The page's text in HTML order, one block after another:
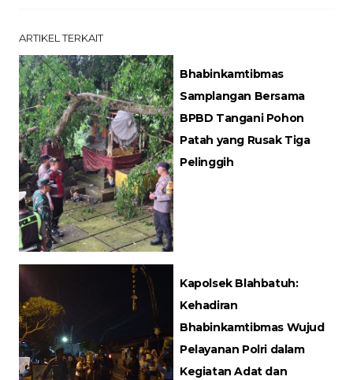
ARTIKEL TERKAIT
Bhabinkamtibmas
Samplangan Bersama
BPBD Tangani Pohon
Patah yang Rusak Tiga
Pelinggih
Kapolsek Blahbatuh:
Kehadiran
Bhabinkamtibmas Wujud
Pelayanan Polri dalam
Kegiatan Adat dan